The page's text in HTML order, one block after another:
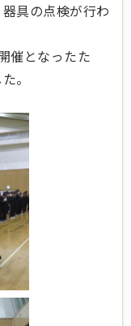
具の点検が行わ
催となったた
。